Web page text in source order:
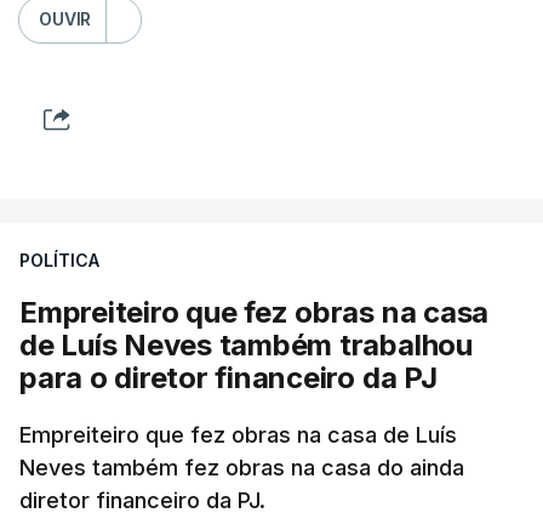
OUVIR
POLÍTICA
Empreiteiro que fez obras na casa
de Luís Neves também trabalhou
para o diretor financeiro da PJ
Empreiteiro que fez obras na casa de Luís
Neves também fez obras na casa do ainda
diretor financeiro da PJ.